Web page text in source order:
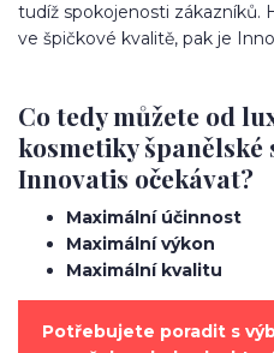
tudíž spokojenosti zákazníků.
ve špičkové kvalitě, pak je
Co tedy můžete od
kosmetiky španělské
Innovatis očekávat?
Maximální účinnost
Maximální výkon
Maximální kvalitu
Potřebujete poradit s